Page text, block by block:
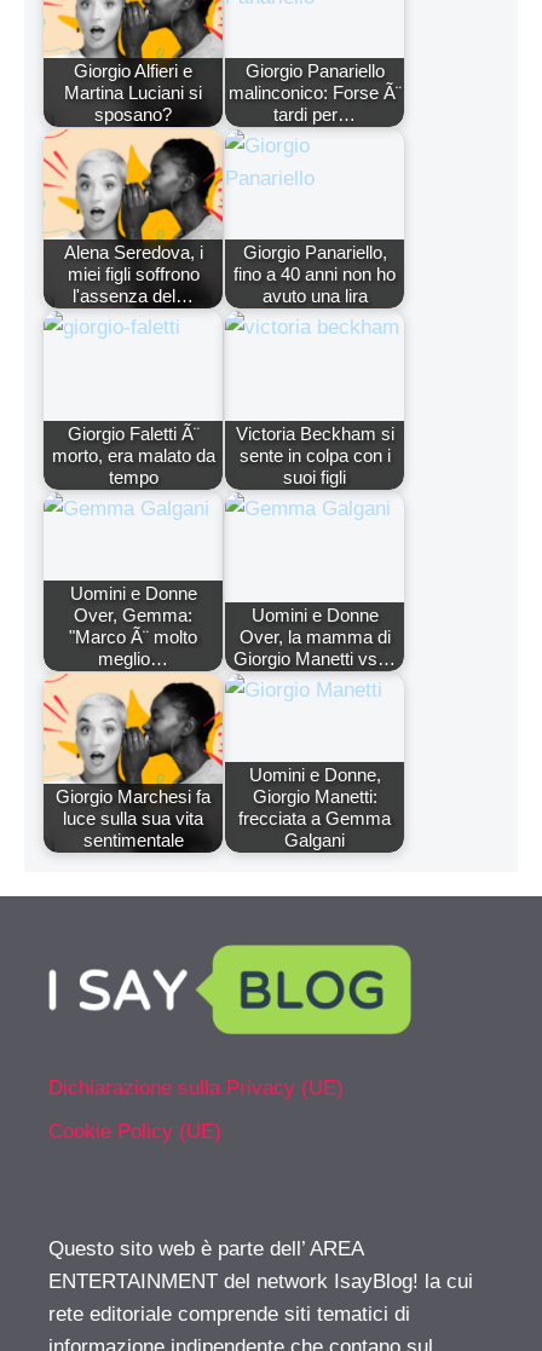
Giorgio Alfieri e
Martina Luciani si
sposano?
Giorgio Panariello
malinconico: Forse Ã¨
tardi per…
Alena Seredova, i
miei figli soffrono
l'assenza del…
Giorgio Panariello,
fino a 40 anni non ho
avuto una lira
Giorgio Faletti Ã¨
morto, era malato da
tempo
Victoria Beckham si
sente in colpa con i
suoi figli
Uomini e Donne
Over, Gemma:
"Marco Ã¨ molto
meglio…
Uomini e Donne
Over, la mamma di
Giorgio Manetti vs…
Giorgio Marchesi fa
luce sulla sua vita
sentimentale
Uomini e Donne,
Giorgio Manetti:
frecciata a Gemma
Galgani
Dichiarazione sulla Privacy (UE)
Cookie Policy (UE)
Questo sito web è parte dell’ AREA
ENTERTAINMENT del network IsayBlog! la cui
rete editoriale comprende siti tematici di